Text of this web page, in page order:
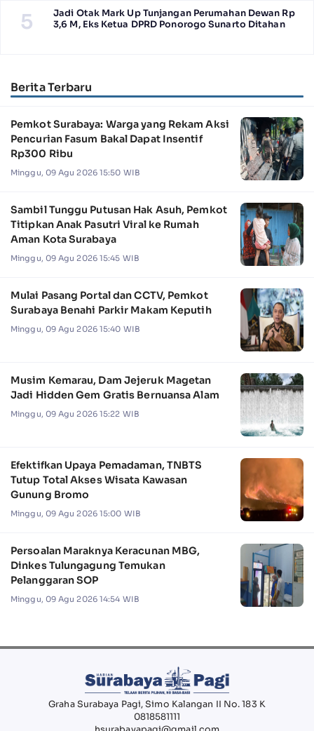
5
Jadi Otak Mark Up Tunjangan Perumahan Dewan Rp
3,6 M, Eks Ketua DPRD Ponorogo Sunarto Ditahan
Berita Terbaru
Pemkot Surabaya: Warga yang Rekam Aksi
Pencurian Fasum Bakal Dapat Insentif
Rp300 Ribu
Minggu, 09 Agu 2026 15:50 WIB
Sambil Tunggu Putusan Hak Asuh, Pemkot
Titipkan Anak Pasutri Viral ke Rumah
Aman Kota Surabaya
Minggu, 09 Agu 2026 15:45 WIB
Mulai Pasang Portal dan CCTV, Pemkot
Surabaya Benahi Parkir Makam Keputih
Minggu, 09 Agu 2026 15:40 WIB
Musim Kemarau, Dam Jejeruk Magetan
Jadi Hidden Gem Gratis Bernuansa Alam
Minggu, 09 Agu 2026 15:22 WIB
Efektifkan Upaya Pemadaman, TNBTS
Tutup Total Akses Wisata Kawasan
Gunung Bromo
Minggu, 09 Agu 2026 15:00 WIB
Persoalan Maraknya Keracunan MBG,
Dinkes Tulungagung Temukan
Pelanggaran SOP
Minggu, 09 Agu 2026 14:54 WIB
Graha Surabaya Pagi, Simo Kalangan II No. 183 K
0818581111